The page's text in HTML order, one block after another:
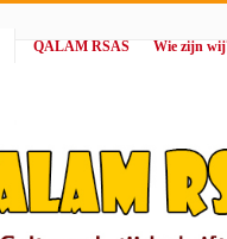
|
QALAM RSAS